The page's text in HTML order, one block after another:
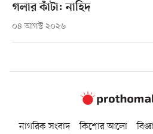
গলার কাঁটা: নাহিদ
০৪ আগস্ট ২০২৬
নাগরিক সংবাদ কিশোর আলো